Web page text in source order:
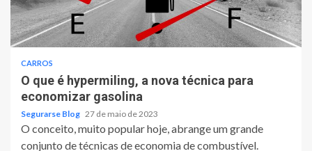
CARROS
O que é hypermiling, a nova técnica para
economizar gasolina
Segurarse Blog 27 de maio de 2023
O conceito, muito popular hoje, abrange um grande
conjunto de técnicas de economia de combustível.